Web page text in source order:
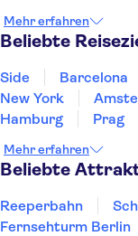
Norwegen
Polen
Mehr erfahren
Beliebte
Side Barcelona
New York
Hamburg
Prag
Heidelberg
Mehr erfahren
Beliebte
Reeperbahn
Fernsehturm Berlin